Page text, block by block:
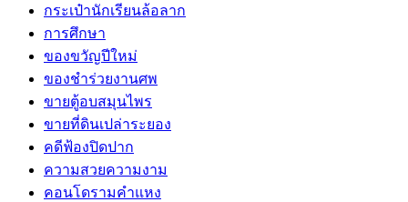
กระเป๋านักเรียนล้อลาก
การศึกษา
ของขวัญปีใหม่
ของชำร่วยงานศพ
ขายตู้อบสมุนไพร
ขายที่ดินเปล่าระยอง
คดีฟ้องปิดปาก
ความสวยความงาม
คอนโดรามคำแหง